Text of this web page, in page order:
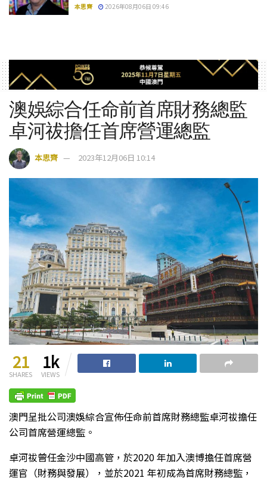
本思齊 2026年08月06日 09:46
澳娛綜合任命前首席財務總監
卓河祓擔任首席營運總監
本思齊 2023年12月06日 10:14
21
SHARES
1k
VIEWS
澳門呈批公司澳娛綜合宣佈任命前首席財務總監卓河祓擔任
公司首席營運總監。
卓河祓曾任金沙中國高管，於2020 年加入澳博擔任首席營
運官（財務與發展），並於2021 年初成為首席財務總監，